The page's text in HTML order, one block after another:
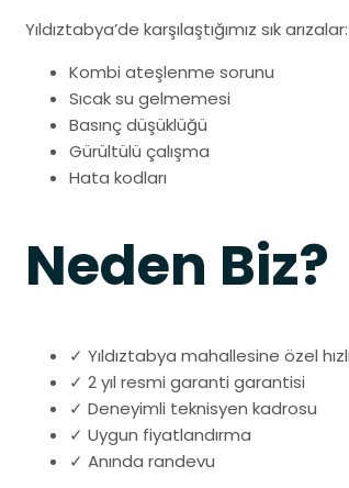
Yıldıztabya’de karşılaştığımız sık arızalar:
Kombi ateşlenme sorunu
Sıcak su gelmemesi
Basınç düşüklüğü
Gürültülü çalışma
Hata kodları
Neden Biz?
✓ Yıldıztabya mahallesine özel
✓ 2 yıl resmi garanti garantisi
✓ Deneyimli teknisyen kadrosu
✓ Uygun fiyatlandırma
✓ Anında randevu